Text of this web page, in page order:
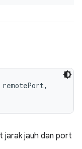
jarak jauh dan port